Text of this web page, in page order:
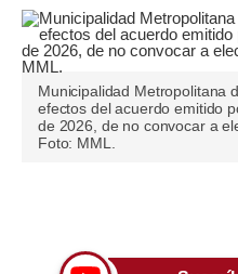
Editorial
Pregunta de hoy
Blogs
Tendencias
Municipalidad Metropolitana
efectos del acuerdo emitido
de 2026, de no convocar a
Foto: MML.